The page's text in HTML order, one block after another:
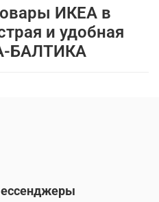
ИКЕА в
и удобная
БАЛТИКА